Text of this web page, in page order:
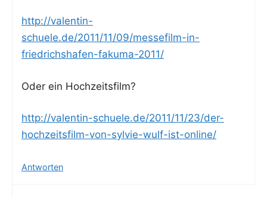
http://valentin-
schuele.de/2011/11/09/messefilm-in-
friedrichshafen-fakuma-2011/
Oder ein Hochzeitsfilm?
http://valentin-schuele.de/2011/11/23/der-
hochzeitsfilm-von-sylvie-wulf-ist-online/
Antworten